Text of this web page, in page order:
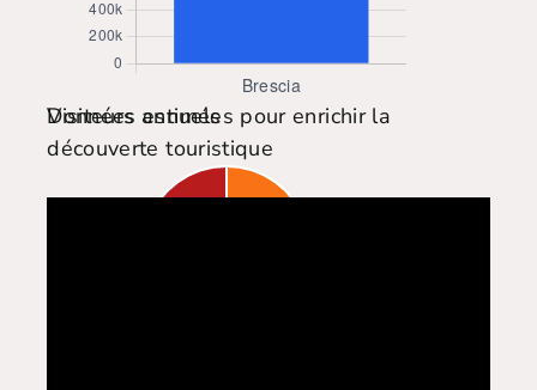
Visiteurs annuels
Données estimées pour enrichir la
découverte touristique